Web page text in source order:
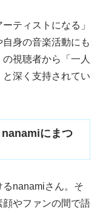
ティストになる」
身の音楽活動にも
視聴者から「一人
深く支持されてい
にまつ
nanamiさん。そ
やファンの間で語